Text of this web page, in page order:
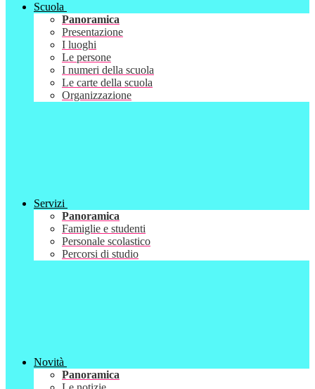
Scuola
Panoramica
Presentazione
I luoghi
Le persone
I numeri della scuola
Le carte della scuola
Organizzazione
Servizi
Panoramica
Famiglie e studenti
Personale scolastico
Percorsi di studio
Novità
Panoramica